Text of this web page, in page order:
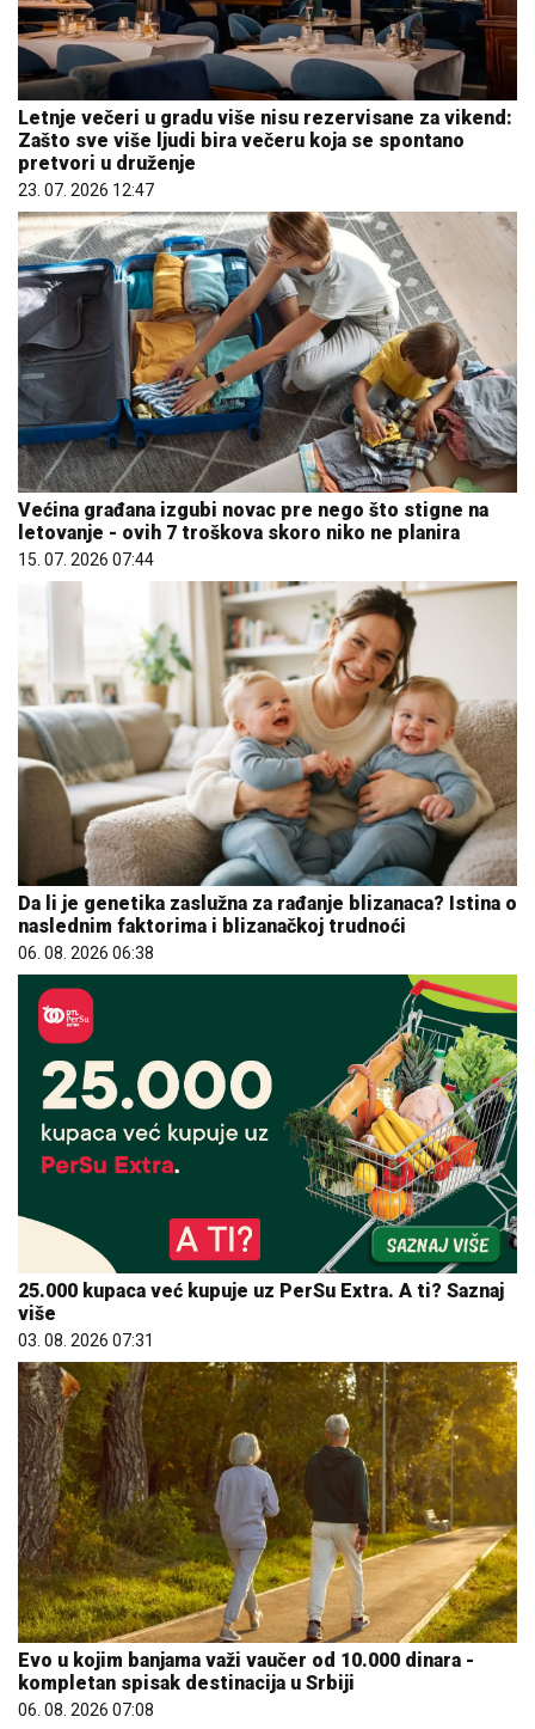
Letnje večeri u gradu više nisu rezervisane za vikend:
Zašto sve više ljudi bira večeru koja se spontano
pretvori u druženje
23. 07. 2026 12:47
Većina građana izgubi novac pre nego što stigne na
letovanje - ovih 7 troškova skoro niko ne planira
15. 07. 2026 07:44
Da li je genetika zaslužna za rađanje blizanaca? Istina o
naslednim faktorima i blizanačkoj trudnoći
06. 08. 2026 06:38
25.000 kupaca već kupuje uz PerSu Extra. A ti? Saznaj
više
03. 08. 2026 07:31
Evo u kojim banjama važi vaučer od 10.000 dinara -
kompletan spisak destinacija u Srbiji
06. 08. 2026 07:08